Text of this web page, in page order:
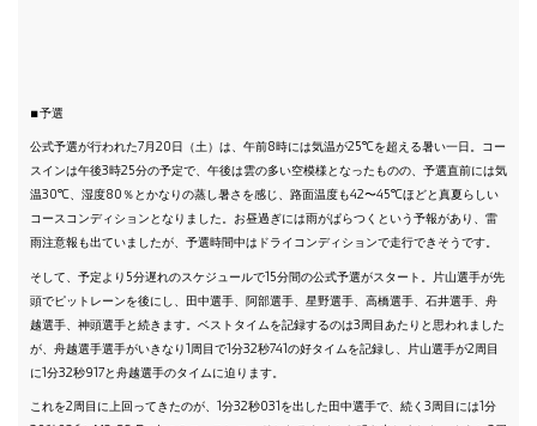
■予選
公式予選が行われた7月20日（土）は、午前8時には気温が25℃を超える暑い一日。コー
スインは午後3時25分の予定で、午後は雲の多い空模様となったものの、予選直前には気
温30℃、湿度80％とかなりの蒸し暑さを感じ、路面温度も42〜45℃ほどと真夏らしい
コースコンディションとなりました。お昼過ぎには雨がぱらつくという予報があり、雷
雨注意報も出ていましたが、予選時間中はドライコンディションで走行できそうです。
そして、予定より5分遅れのスケジュールで15分間の公式予選がスタート。片山選手が先
頭でピットレーンを後にし、田中選手、阿部選手、星野選手、高橋選手、石井選手、舟
越選手、神頭選手と続きます。ベストタイムを記録するのは3周目あたりと思われました
が、舟越選手選手がいきなり1周目で1分32秒741の好タイムを記録し、片山選手が2周目
に1分32秒917と舟越選手のタイムに迫ります。
これを2周目に上回ってきたのが、1分32秒031を出した田中選手で、続く3周目には1分